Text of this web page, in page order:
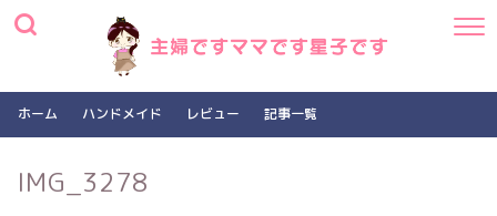
ホーム ハンドメイド レビュー 記事一覧
IMG_3278